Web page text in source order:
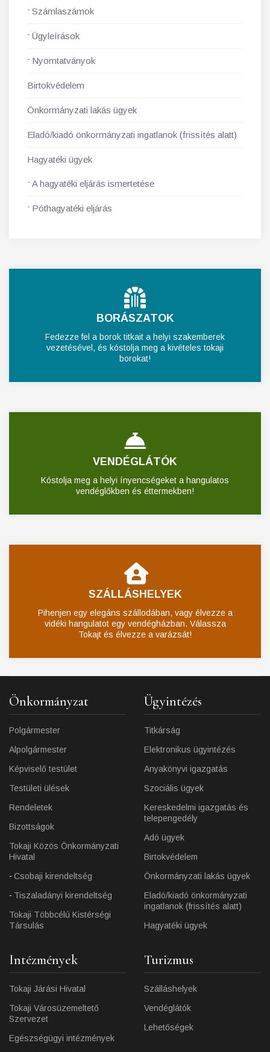
Számlaszámok
Ügyleírások
Nyomtatványok
Birtokvédelem
Önkormányzati lakás ügyek
Eladó/kiadó önkormányzati ingatlanok (frissítés alatt)
Hagyatéki ügyek
A hagyatéki eljárás ismertetése
Póthagyatéki eljárás
BORÁSZATOK
Fedezze fel a borok titkait a helyi szakemberek
vezetésével, és kóstolja meg a kivételes tokaji
borokat!
VENDÉGLÁTÓK
Kóstolja meg a helyi ínyencségeket a hangulatos
vendéglőkben és éttermekben!
SZÁLLÁSHELYEK
Pihenjen egy elegáns szállodában, vagy élvezze a
vidéki hangulatot egy vendégházban. Válassza
Tokajt és élvezze a varázsát!
Önkormányzat
Polgármester
Alpolgármester
Képviselő testület
Testületi ülések
Rendeletek
Bizottságok
Tokaji Közös Önkormányzati
Hivatal
Csobaji kirendeltség
Tiszaladányi kirendeltség
Tokaji Többcélú Kistérségi
Társulás
Ügyintézés
Titkárság
Elektronikus ügyintézés
Anyakönyvi igazgatás
Szociális ügyek
Kereskedelmi igazgatás és
telepengedély
Adó ügyek
Birtokvédelem
Önkormányzati lakás ügyek
Eladó/kiadó önkormányzati
ingatlanok (frissítés alatt)
Hagyatéki ügyek
Intézmények
Tokaji Járási Hivatal
Tokaji Városüzemeltető
Szervezet
Egészségügyi intézmények
Turizmus
Szálláshelyek
Vendéglátók
Lehetőségek